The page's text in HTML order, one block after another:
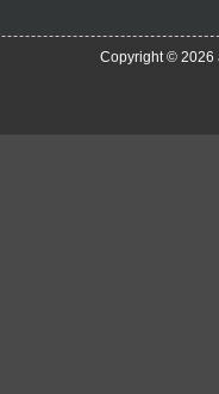
Copyright © 2026